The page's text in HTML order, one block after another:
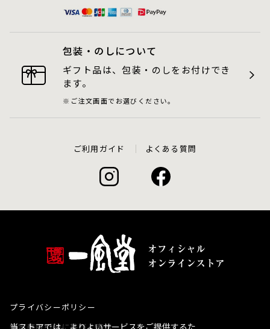
包装・のしについて
ギフト品は、包装・のしをお付けでき
ます。
ご注文画面でお選びください。
ご利用ガイド よくある質問
プライバシーポリシー